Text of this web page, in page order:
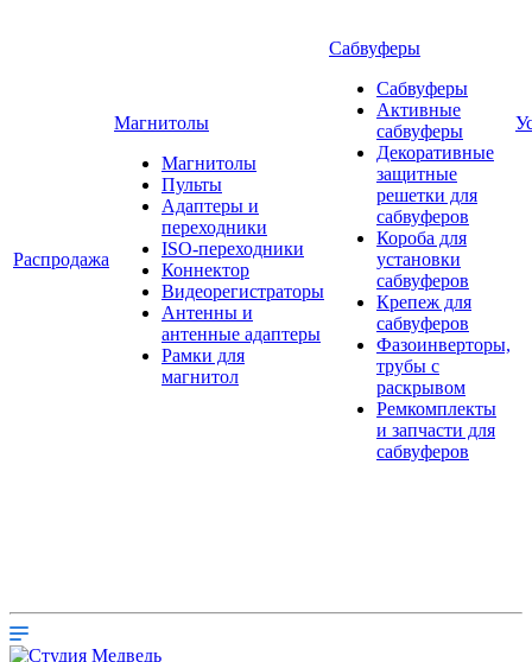
Распродажа
Магнитолы
Магнитолы
Пульты
Адаптеры и
переходники
ISO-переходники
Коннектор
Видеорегистраторы
Антенны и
антенные адаптеры
Рамки для
магнитол
Сабвуферы
Сабвуферы
Активные
сабвуферы
Декоративные
защитные
решетки для
сабвуферов
Короба для
установки
сабвуферов
Крепеж для
сабвуферов
Фазоинверторы,
трубы с
раскрывом
Ремкомплекты
и запчасти для
сабвуферов